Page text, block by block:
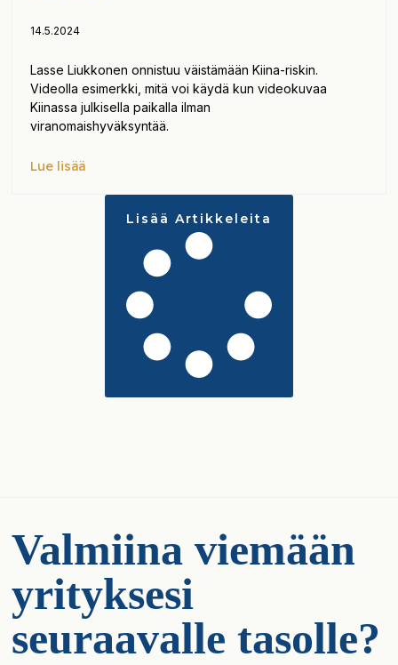
14.5.2024
Lasse Liukkonen onnistuu väistämään Kiina-riskin.
Videolla esimerkki, mitä voi käydä kun videokuvaa
Kiinassa julkisella paikalla ilman
viranomaishyväksyntää.
Lue lisää
Lisää Artikkeleita
Valmiina viemään
yrityksesi
seuraavalle tasolle?